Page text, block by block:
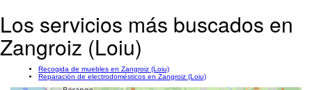
Los servicios más buscados en
Zangroiz (Loiu)
Recogida de muebles en Zangroiz (Loiu)
Reparación de electrodomésticos en Zangroiz (Loiu)